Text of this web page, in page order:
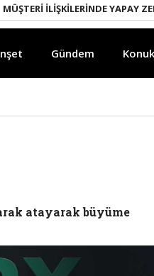
İLIŞKILERINDE YAPAY ZEKA
Gündem
atayarak büyüme